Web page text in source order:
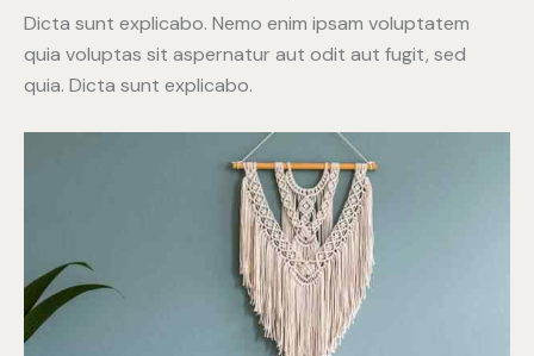
Dicta sunt explicabo. Nemo enim ipsam voluptatem
quia voluptas sit aspernatur aut odit aut fugit, sed
quia. Dicta sunt explicabo.